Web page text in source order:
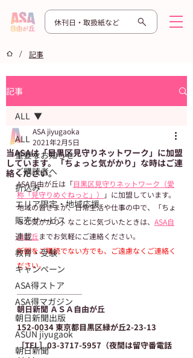
休刊日・取扱紙など
/ 記事
記事
ALL
重要なお知らせ
ご購読者へ
折込み
エリア限定・地域応援
販売サービス
連載
教育・受験
キャンペーン
ASA得ストア
ASA得マガジン
朝日新聞出版
ASUN jiyugaok
朝日新聞
ALL
当ASAは「目黒区見守りネットワーク」に加盟
しています。「ちょっと気がかり」な時はご連
絡ください。
ASA jiyugaoka
2021年2月5日
ASA自由が丘は「目黒区見守りネットワーク（愛
称「見守りめぐねっと」）
」に加盟しています。
地域の皆さまが、日常生活や仕事の中で、「ちょ
っと気がかり」なことに気づいたときは、 ASA自
由が丘までお気軽にご連絡ください。
新聞をご購読でない方でも、ご遠慮なくご連絡く
ださい。
─────────
朝日新聞 ＡＳＡ自由が丘
​152-0034 東京都目黒区緑が丘2-23-13
［TEL］03-3717-5957（夜間は留守番電話